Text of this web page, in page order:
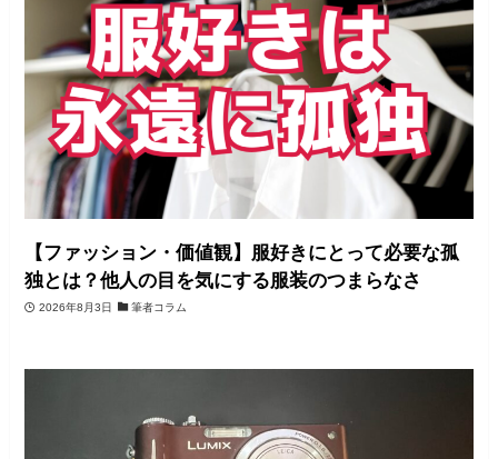
【ファッション・価値観】服好きにとって必要な孤
独とは？他人の目を気にする服装のつまらなさ
2026年8月3日 筆者コラム